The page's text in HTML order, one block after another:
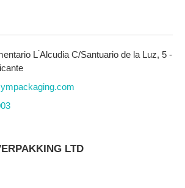
L ́Alcudia C/Santuario de la Luz, 5 -
LTD